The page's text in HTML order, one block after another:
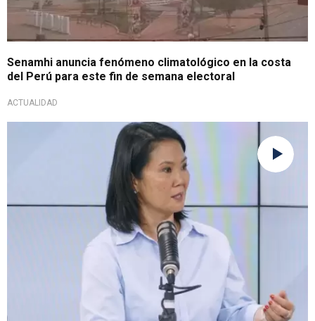
Senamhi anuncia fenómeno climatológico en la costa
del Perú para este fin de semana electoral
ACTUALIDAD